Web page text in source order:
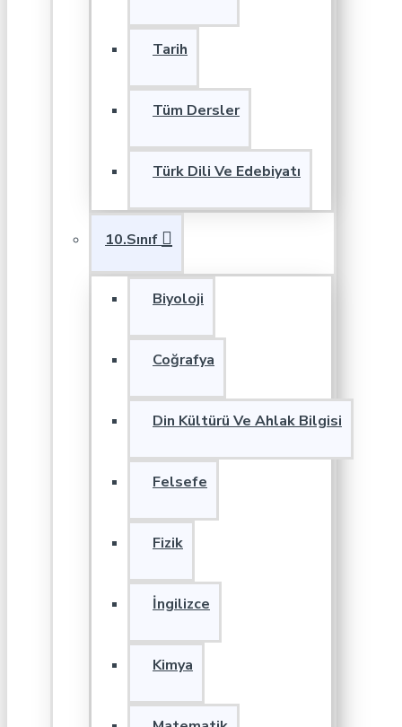
Tarih
Tüm Dersler
Türk Dili Ve Edebiyatı
10.Sınıf
Biyoloji
Coğrafya
Din Kültürü Ve Ahlak Bilgisi
Felsefe
Fizik
İngilizce
Kimya